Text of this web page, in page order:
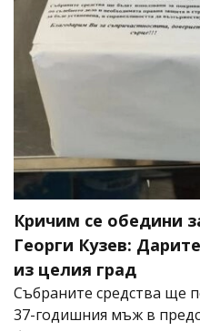
Кричим се обедини
Георги Кузев:
из целия град
Събраните средства ще
37-годишния мъж в